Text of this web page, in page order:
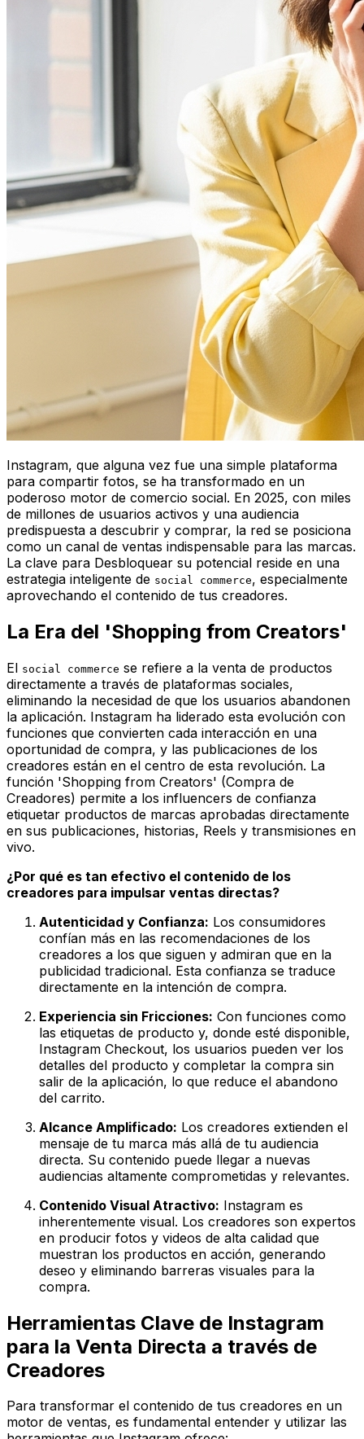
Instagram, que alguna vez fue una simple plataforma
para compartir fotos, se ha transformado en un
poderoso motor de comercio social. En 2025, con miles
de millones de usuarios activos y una audiencia
predispuesta a descubrir y comprar, la red se posiciona
como un canal de ventas indispensable para las marcas.
La clave para Desbloquear su potencial reside en una
estrategia inteligente de social commerce, especialmente
aprovechando el contenido de tus creadores.
La Era del 'Shopping from Creators'
El social commerce se refiere a la venta de productos
directamente a través de plataformas sociales,
eliminando la necesidad de que los usuarios abandonen
la aplicación. Instagram ha liderado esta evolución con
funciones que convierten cada interacción en una
oportunidad de compra, y las publicaciones de los
creadores están en el centro de esta revolución. La
función 'Shopping from Creators' (Compra de
Creadores) permite a los influencers de confianza
etiquetar productos de marcas aprobadas directamente
en sus publicaciones, historias, Reels y transmisiones en
vivo.
¿Por qué es tan efectivo el contenido de los
creadores para impulsar ventas directas?
Autenticidad y Confianza: Los consumidores
confían más en las recomendaciones de los
creadores a los que siguen y admiran que en la
publicidad tradicional. Esta confianza se traduce
directamente en la intención de compra.
Experiencia sin Fricciones: Con funciones como
las etiquetas de producto y, donde esté disponible,
Instagram Checkout, los usuarios pueden ver los
detalles del producto y completar la compra sin
salir de la aplicación, lo que reduce el abandono
del carrito.
Alcance Amplificado: Los creadores extienden el
mensaje de tu marca más allá de tu audiencia
directa. Su contenido puede llegar a nuevas
audiencias altamente comprometidas y relevantes.
Contenido Visual Atractivo: Instagram es
inherentemente visual. Los creadores son expertos
en producir fotos y videos de alta calidad que
muestran los productos en acción, generando
deseo y eliminando barreras visuales para la
compra.
Herramientas Clave de Instagram
para la Venta Directa a través de
Creadores
Para transformar el contenido de tus creadores en un
motor de ventas, es fundamental entender y utilizar las